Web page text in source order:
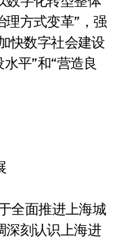
方式变革”，强
快数字社会建设
平”和“营造良
全面推进上海城
深刻认识上海进